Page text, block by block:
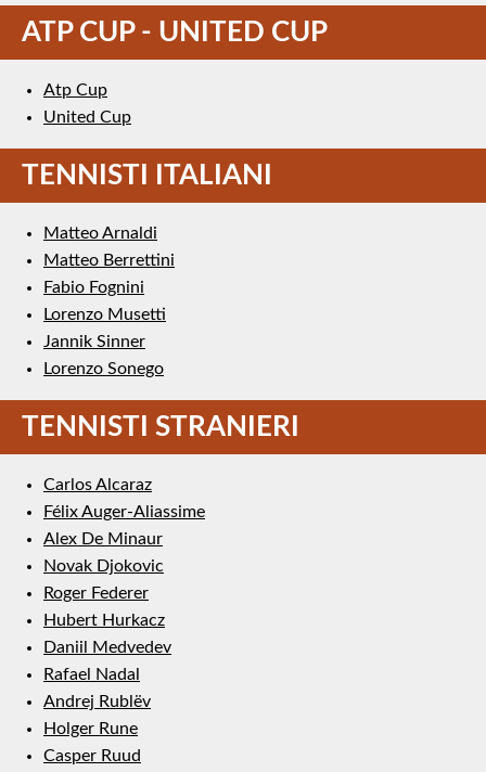
ATP CUP - UNITED CUP
Atp Cup
United Cup
TENNISTI ITALIANI
Matteo Arnaldi
Matteo Berrettini
Fabio Fognini
Lorenzo Musetti
Jannik Sinner
Lorenzo Sonego
TENNISTI STRANIERI
Carlos Alcaraz
Félix Auger-Aliassime
Alex De Minaur
Novak Djokovic
Roger Federer
Hubert Hurkacz
Daniil Medvedev
Rafael Nadal
Andrej Rublëv
Holger Rune
Casper Ruud